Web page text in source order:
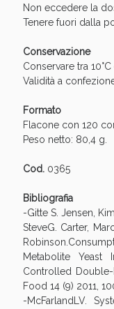
Non eccedere la
Tenere fuori dalla
Conservazione
Conservare tra 10°C
Validità a
Formato
Flacone con 120
Peso netto: 80,4 g.
Cod.0365
Bibliografia
-Gitte S. Jensen,
SteveG. Carter,
Metabolite Yeast
Controlled
Food 14 (9) 2011,
-McFarlandLV.
Benessere